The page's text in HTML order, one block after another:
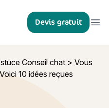
Devis gratuit
Conseil chat > Vous
10 idées reçues